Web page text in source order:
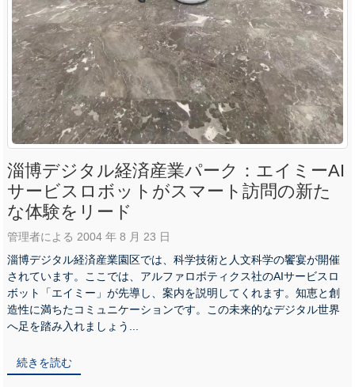
淄博デジタル経済産業パーク：エイミーAI
サービスロボットがスマート訪問の新た
な体験をリード
管理者による 2004 年 8 月 23 日
淄博デジタル経済産業園区では、科学技術と人文科学の饗宴が開催
されています。ここでは、アルファロボティクス社のAIサービスロ
ボット「エイミー」が先導し、案内を説​​明してくれます。知恵と創
造性に満ちたコミュニケーションです。この未来的なデジタル世界
へ足を踏み入れましょう...
続きを読む